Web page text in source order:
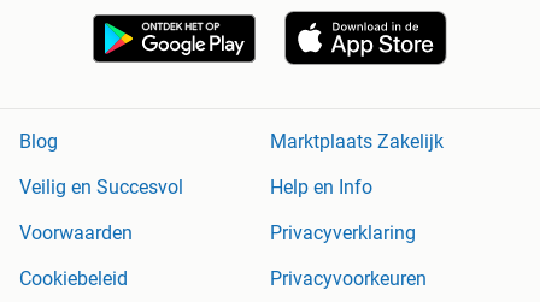
Blog
Marktplaats Zakelijk
Veilig en Succesvol
Help en Info
Voorwaarden
Privacyverklaring
Cookiebeleid
Privacyvoorkeuren